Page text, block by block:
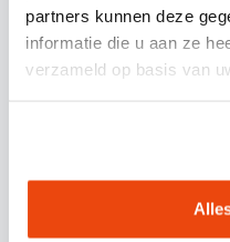
partners kunnen deze
informatie die u aan ze
verzameld op basis van
groep is busvervoer
meerdere auto’s.
toasten op de
opbouwen. Ook
op hetzelfde